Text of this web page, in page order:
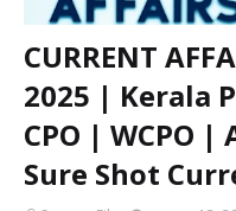
CURRENT
2025 | Kerala
CPO | WCPO |
Sure Shot